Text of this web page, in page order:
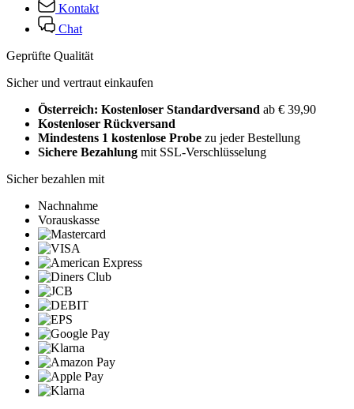
Kontakt
Chat
Geprüfte Qualität
Sicher und vertraut einkaufen
Österreich: Kostenloser Standardversand ab € 39,90
Kostenloser Rückversand
Mindestens 1 kostenlose Probe zu jeder Bestellung
Sichere Bezahlung mit SSL-Verschlüsselung
Sicher bezahlen mit
Nachnahme
Vorauskasse